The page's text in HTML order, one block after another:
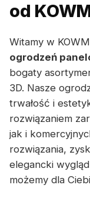
od
Witamy w
ogrodzeń
bogaty
3D. Nasze
trwałość i
rozwiązaniem
jak i
rozwiązania,
elegancki
możemy dla